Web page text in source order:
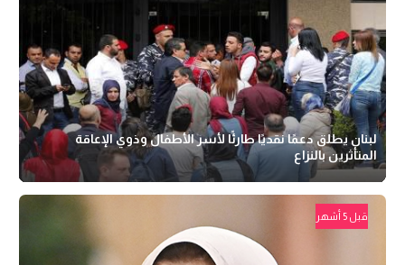
لبنان يطلق دعمًا نقديًا طارئًا لأسر الأطفال وذوي الإعاقة
المتأثرين بالنزاع
قبل 5 أشهر